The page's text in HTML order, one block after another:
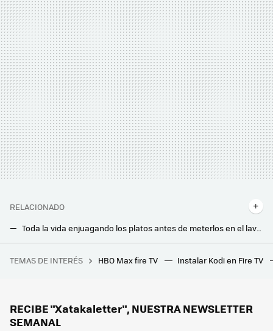
RELACIONADO
Toda la vida enjuagando los platos antes de meterlos en el lavavajillas y resulta que lo estaba haciendo mal. Estos son los motivos
Los estadios de España quieren llegar a tiempo al Mundial 2030. El problema es quién lo paga
TEMAS DE INTERÉS HBO Max fire TV Instalar Kodi en Fire TV
RECIBE "Xatakaletter", NUESTRA NEWSLETTER
SEMANAL